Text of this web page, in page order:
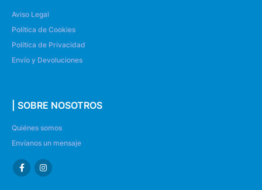
Aviso Legal
Política de Cookies
Política de Privacidad
Envío y Devoluciones
| SOBRE NOSOTROS
Quiénes somos
Envíanos un mensaje